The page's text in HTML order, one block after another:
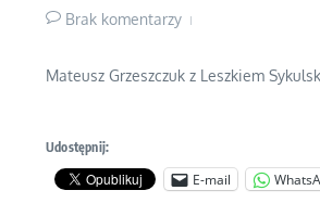
Brak komentarzy
Mateusz Grzeszczuk z Leszkiem
Udostępnij:
E-mail